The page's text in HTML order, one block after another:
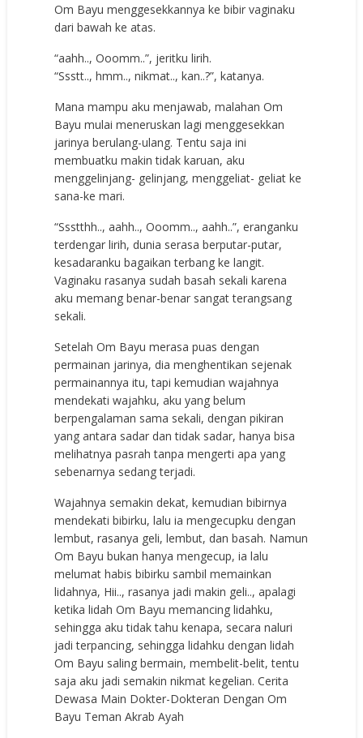
Om Bayu menggesekkannya ke bibir vaginaku
dari bawah ke atas.
“aahh.., Ooomm..”, jeritku lirih.
“Ssstt.., hmm.., nikmat.., kan..?”, katanya.
Mana mampu aku menjawab, malahan Om
Bayu mulai meneruskan lagi menggesekkan
jarinya berulang-ulang. Tentu saja ini
membuatku makin tidak karuan, aku
menggelinjang- gelinjang, menggeliat- geliat ke
sana-ke mari.
“Ssstthh.., aahh.., Ooomm.., aahh..”, eranganku
terdengar lirih, dunia serasa berputar-putar,
kesadaranku bagaikan terbang ke langit.
Vaginaku rasanya sudah basah sekali karena
aku memang benar-benar sangat terangsang
sekali.
Setelah Om Bayu merasa puas dengan
permainan jarinya, dia menghentikan sejenak
permainannya itu, tapi kemudian wajahnya
mendekati wajahku, aku yang belum
berpengalaman sama sekali, dengan pikiran
yang antara sadar dan tidak sadar, hanya bisa
melihatnya pasrah tanpa mengerti apa yang
sebenarnya sedang terjadi.
Wajahnya semakin dekat, kemudian bibirnya
mendekati bibirku, lalu ia mengecupku dengan
lembut, rasanya geli, lembut, dan basah. Namun
Om Bayu bukan hanya mengecup, ia lalu
melumat habis bibirku sambil memainkan
lidahnya, Hii.., rasanya jadi makin geli.., apalagi
ketika lidah Om Bayu memancing lidahku,
sehingga aku tidak tahu kenapa, secara naluri
jadi terpancing, sehingga lidahku dengan lidah
Om Bayu saling bermain, membelit-belit, tentu
saja aku jadi semakin nikmat kegelian. Cerita
Dewasa Main Dokter-Dokteran Dengan Om
Bayu Teman Akrab Ayah